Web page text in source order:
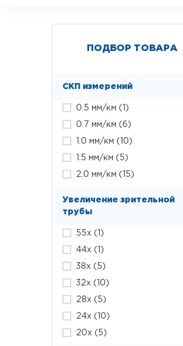
ПОДБОР ТОВАРА
СКП измерений
0.5 мм/км ( )
0.7 мм/км (6 )
1.0 мм/км ( 10 )
1.5 мм/км ( 5 )
2.0 мм/км ( 15 )
Увеличение зрительной
трубы
55х ( )
44х ( )
38х ( 5 )
32х ( 10 )
28x ( 5 )
24х ( 10 )
20х ( 5 )